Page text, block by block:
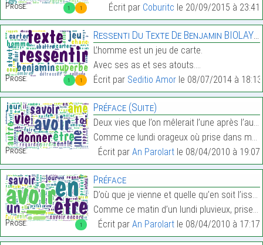
1 1
Prose:
Écrit par Coburitc le 20/09/2015 à 23:41
1 1
Prose:
Ressenti Du Texte De Benjamin BIOLAY « La Superbe ».
L’homme est un jeu de carte.
Avec ses as et ses atouts.…
Écrit par Seditio Amorle 08/07/2014 à 18:13
Prose:
Préface (Suite)
Deux vies que l’on mêlerait l’une après l’autre, e
Comme ce lundi orageux où prise dans ma vie de fem…
Écrit par An Parolartle 08/04/2010 à 19:07
1
Prose:
Préface
D’où que je vienne et quelle qu’en soit l’issue, j
Comme ce matin d’un lundi pluvieux, prise dans l’a…
Écrit par An Parolartle 08/04/2010 à 17:17